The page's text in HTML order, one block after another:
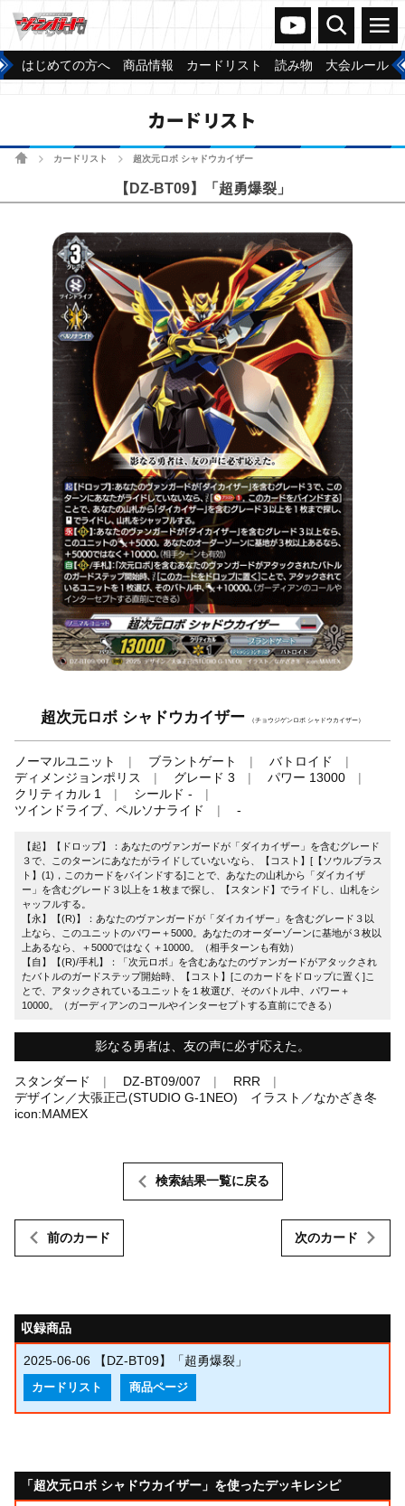
ヴァンガードch
検索 メニュー
はじめての方へ 商品情報 カードリスト 読み物 大会ルール
カードリスト
ホームカードリスト 超次元ロボ シャドウカイザー
【DZ-BT09】「超勇爆裂」
超次元ロボ シャドウカイザー （チョウジゲンロボ シャドウカイザー）
ノーマルユニット ブラントゲート
バトロイド
ディメンジョンポリス
グレード 3
パワー 13000
クリティカル 1
シールド -
ツインドライブ、ペルソナライド
-
【起】【ドロップ】：あなたのヴァンガードが「ダイカイザー」を含むグレード
３で、このターンにあなたがライドしていないなら、【コスト】[【ソウルブラス
ト】(1)，このカードをバインドする]ことで、あなたの山札から「ダイカイザ
ー」を含むグレード３以上を１枚まで探し、【スタンド】でライドし、山札をシ
ャッフルする。
【永】【(R)】：あなたのヴァンガードが「ダイカイザー」を含むグレード３以
上なら、このユニットのパワー＋5000。あなたのオーダーゾーンに基地が３枚以
上あるなら、＋5000ではなく＋10000。（相手ターンも有効）
【自】【(R)/手札】：「次元ロボ」を含むあなたのヴァンガードがアタックされ
たバトルのガードステップ開始時、【コスト】[このカードをドロップに置く]こ
とで、アタックされているユニットを１枚選び、そのバトル中、パワー＋
10000。（ガーディアンのコールやインターセプトする直前にできる）
影なる勇者は、友の声に必ず応えた。
スタンダード DZ-BT09/007
RRR
デザイン／大張正己(STUDIO G-1NEO) イラスト／なかざき冬
icon:MAMEX
前のカード
検索結果一覧に戻る
次のカード
収録商品
2025-06-06 【DZ-BT09】「超勇爆裂」
カードリスト 商品ページ
「超次元ロボ シャドウカイザー」を使ったデッキレシピ